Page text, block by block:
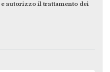
autorizzo il trattamento dei